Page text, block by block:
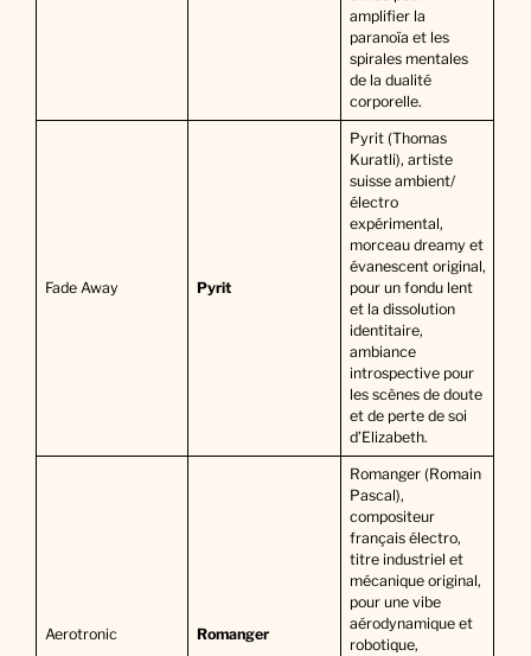
amplifier la
paranoïa et les
spirales mentales
de la dualité
corporelle.
Fade Away Pyrit
Pyrit (Thomas
Kuratli), artiste
suisse ambient/
électro
expérimental,
morceau dreamy et
évanescent original,
pour un fondu lent
et la dissolution
identitaire,
ambiance
introspective pour
les scènes de doute
et de perte de soi
d’Elizabeth.
Aerotronic Romanger
Romanger (Romain
Pascal),
compositeur
français électro,
titre industriel et
mécanique original,
pour une vibe
aérodynamique et
robotique,